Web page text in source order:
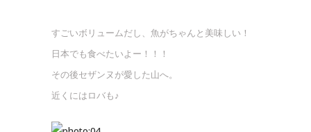
すごいボリュームだし、魚がちゃんと美味しい！
日本でも食べたいよー！！！
その後セザンヌが愛した山へ。
近くにはロバも♪